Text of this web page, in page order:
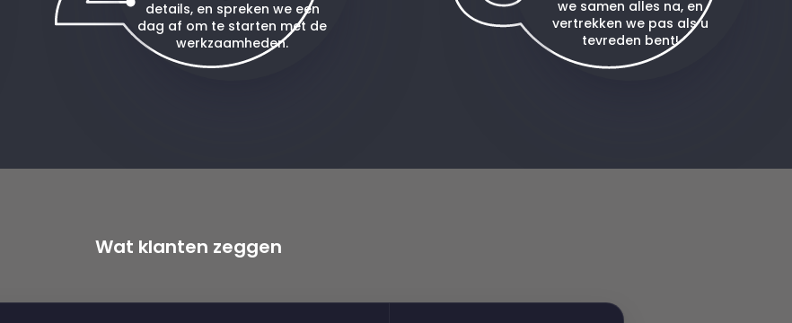
details, en spreken we een
dag af om te starten met de
werkzaamheden.
we samen alles na, en
vertrekken we pas als u
tevreden bent!
Wat klanten zeggen